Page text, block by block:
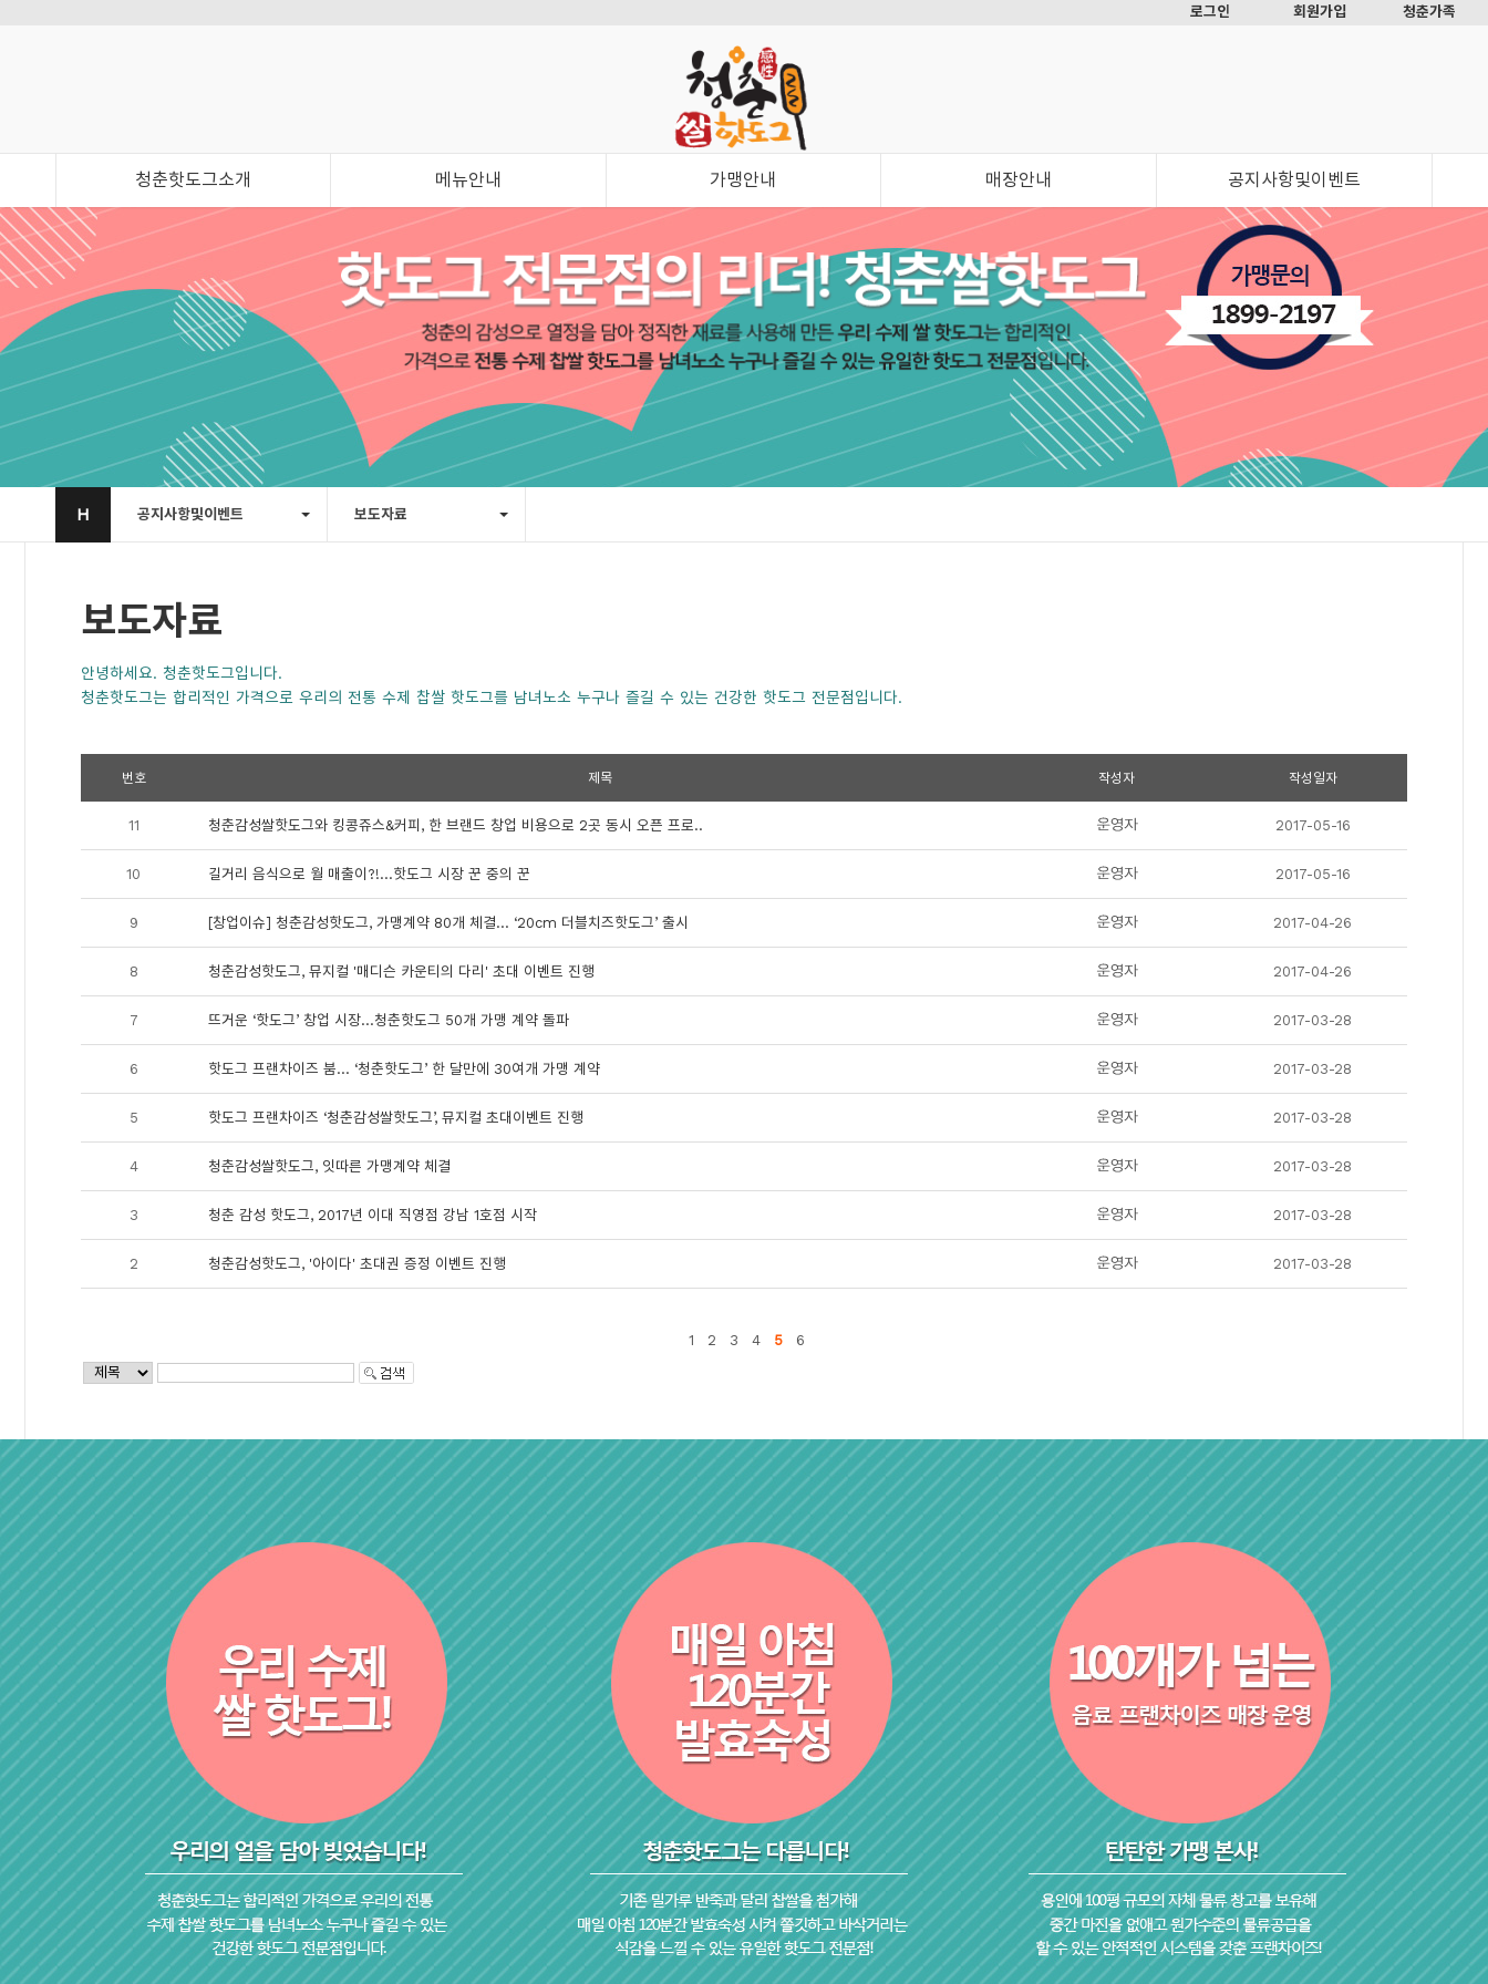
로그인 회원가입 청춘가족
청춘핫도그소개 메뉴안내 가맹안내 매장안내 공지사항및이벤트
H 공지사항및이벤트 보도자료
보도자료
안녕하세요. 청춘핫도그입니다.
청춘핫도그는 합리적인 가격으로 우리의 전통 수제 찹쌀 핫도그를 남녀노소 누구나 즐길 수 있는 건강한 핫도그 전문점입니다.
번호 제목 작성자 작성일자
11 청춘감성쌀핫도그와 킹콩쥬스&커피, 한 브랜드 창업 비용으로 2곳 동시 오픈 프로.. 2017-05-16
10 길거리 음식으로 월 매출이?!…핫도그 시장 꾼 중의 꾼 2017-05-16
9 [창업이슈] 청춘감성핫도그, 가맹계약 80개 체결... ‘20cm 더블치즈핫도그’ 출시 2017-04-26
8 청춘감성핫도그, 뮤지컬 '매디슨 카운티의 다리' 초대 이벤트 진행 2017-04-26
7 뜨거운 ‘핫도그’ 창업 시장…청춘핫도그 50개 가맹 계약 돌파 2017-03-28
6 핫도그 프랜차이즈 붐… ‘청춘핫도그’ 한 달만에 30여개 가맹 계약 2017-03-28
5 핫도그 프랜차이즈 ‘청춘감성쌀핫도그’, 뮤지컬 초대이벤트 진행 2017-03-28
4 청춘감성쌀핫도그, 잇따른 가맹계약 체결 2017-03-28
3 청춘 감성 핫도그, 2017년 이대 직영점 강남 1호점 시작 2017-03-28
2 청춘감성핫도그, '아이다' 초대권 증정 이벤트 진행 2017-03-28
1 2 3 4 5 6